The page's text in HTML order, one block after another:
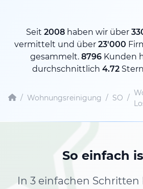
Seit 2008 haben wir über
vermittelt und über 23'000
gesammelt. 8796Kunden
durchschnittlich 4.72
/ Wohnungsreinigung / SO /
So einfach
In 3 einfachen Schritten